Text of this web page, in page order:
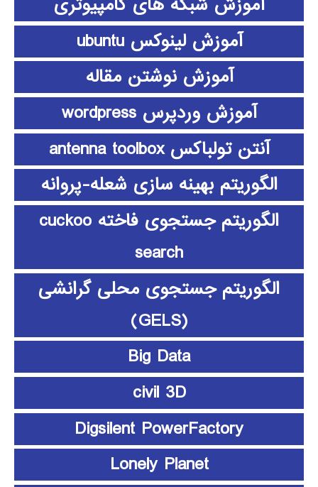
آموزش لینوکس ubuntu
آموزش نوشتن مقاله
آموزش وردپرس wordpress
آنتن تولباکس antenna toolbox
الگوریتم بهینه سازی شعله-پروانه
الگوریتم جستجوی فاخته cuckoo
search
الگوریتم جستجوی محلی گرانشی
(GELS)
Big Data
civil 3D
Digsilent PowerFactory
Lonely Planet